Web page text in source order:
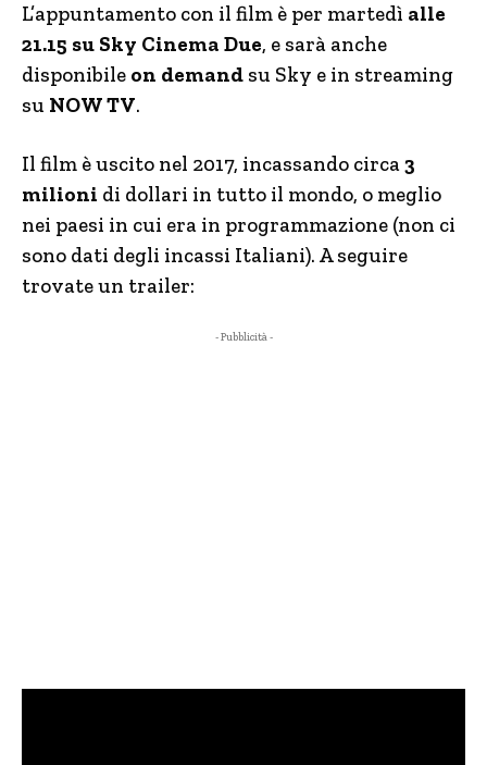
L’appuntamento con il film è per martedì alle
21.15 su Sky Cinema Due, e sarà anche
disponibile on demand su Sky e in streaming
su NOW TV.
Il film è uscito nel 2017, incassando circa3
milioni di dollari in tutto il mondo, o meglio
nei paesi in cui era in programmazione (non ci
sono dati degli incassi Italiani). A seguire
trovate un trailer:
- Pubblicità -